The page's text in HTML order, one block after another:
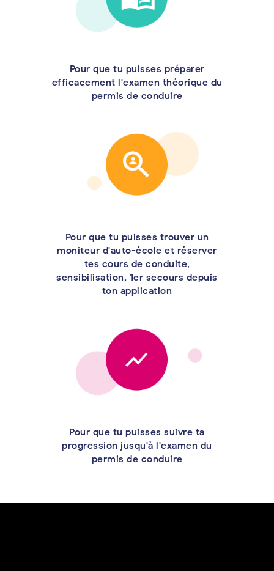
Pour que tu puisses préparer
efficacement l'examen théorique du
permis de conduire
Pour que tu puisses trouver un
moniteur d'auto-école et réserver
tes cours de conduite,
sensibilisation, 1er secours depuis
ton application
Pour que tu puisses suivre ta
progression jusqu'à l'examen du
permis de conduire